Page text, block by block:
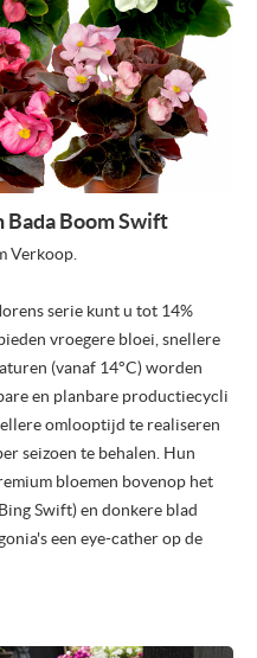
Bada Boom Swift
Verkoop.
serie kunt u tot 14%
vroegere bloei, snellere
(vanaf 14°C) worden
en planbare productiecycli
omlooptijd te realiseren
seizoen te behalen. Hun
bloemen bovenop het
Swift) en donkere blad
een eye-cather op de